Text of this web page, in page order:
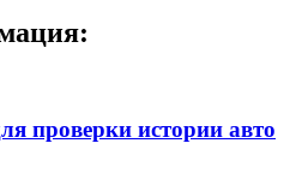
проверки истории авто